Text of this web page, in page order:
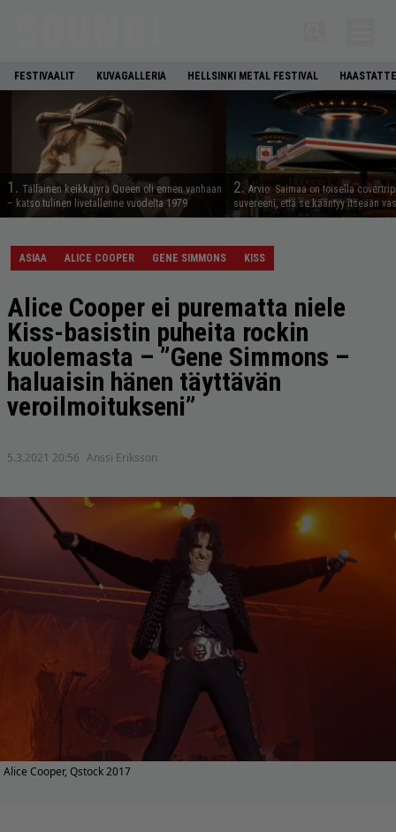
FESTIVAALIT KUVAGALLERIA HELLSINKI METAL FESTIVAL
1. Tällainen keikkajyrä Queen oli ennen vanhaan
– katso tulinen livetallenne vuodelta 1979
2. Arvio: Saimaa on toisella
suvereeni, että se kääntyy itseään
ASIAA ALICE COOPER GENE SIMMONS KISS
Alice Cooper ei purematta niele
Kiss-basistin puheita rockin
kuolemasta – ”Gene Simmons –
haluaisin hänen täyttävän
veroilmoitukseni”
5.3.2021 20:56 Anssi Eriksson
Alice Cooper, Qstock 2017